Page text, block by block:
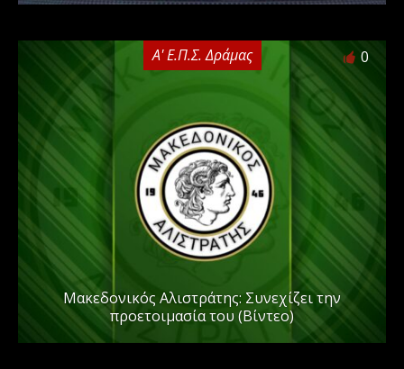
Α' Ε.Π.Σ. Δράμας 0
Μακεδονικός Αλιστράτης: Συνεχίζει την
προετοιμασία του (Βίντεο)